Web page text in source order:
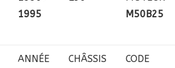
1995
M50B25
ANNÉE
CHÂSSIS
CODE